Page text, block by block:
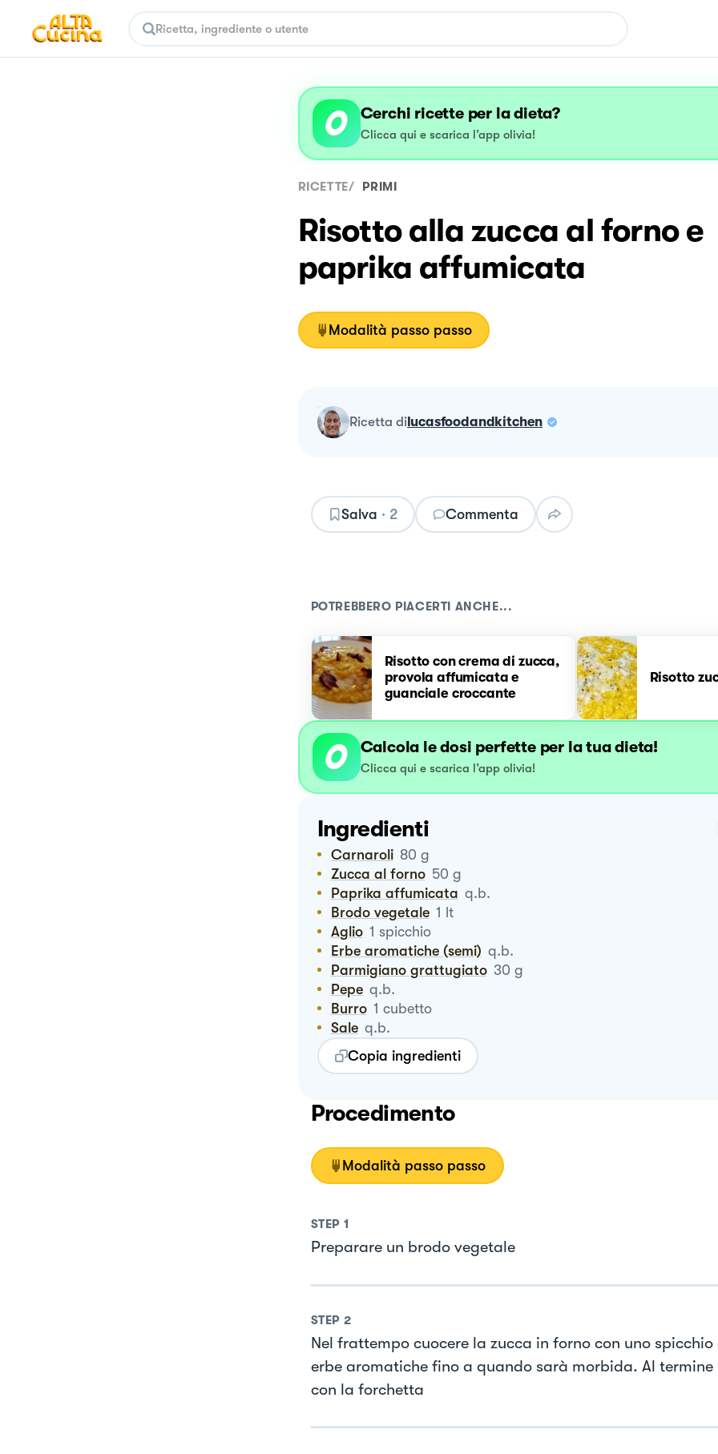
Cerchi ricette per la dieta?
Clicca qui e scarica l’app olivia!
RICETTE/ PRIMI
Risotto alla zucca al forno e
paprika affumicata
Modalità passo passo
ricetta dilucasfoodandkitchen
Salva · 2 Commenta
POTREBBERO PIACERTI ANCHE...
Risotto con crema di zucca,
provola affumicata e
guanciale croccante
Risotto
Calcola le dosi perfette per la tua dieta!
Clicca qui e scarica l’app olivia!
Ingredienti
Carnaroli 80 g
Zucca al forno 50 g
Paprika affumicata q.b.
Brodo vegetale 1 lt
Aglio 1 spicchio
Erbe aromatiche (semi) q.b.
Parmigiano grattugiato 30 g
Pepe q.b.
Burro 1 cubetto
Sale q.b.
Copia ingredienti
Procedimento
Modalità passo passo
STEP 1
Preparare un brodo vegetale
STEP 2
Nel frattempo cuocere la zucca in forno con uno
erbe aromatiche fino a quando sarà morbida. Al
con la forchetta